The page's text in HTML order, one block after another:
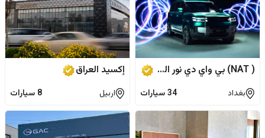
( NAT) بي واي دي نور الجزيرة
بغداد 34سيارات
إكسيد العراق
اربيل 8 سيارات